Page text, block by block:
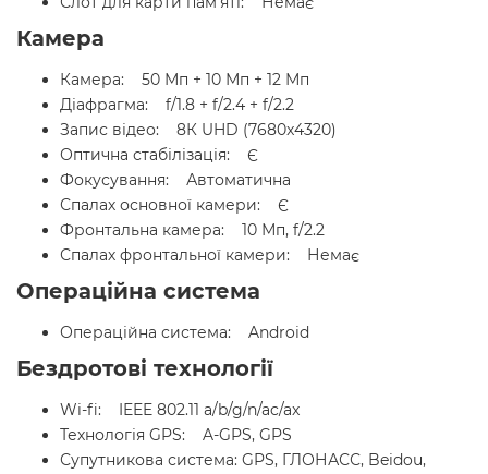
Камера
Камера: 50 Мп + 10 Мп + 12 Мп
Діафрагма: f/1.8 + f/2.4 + f/2.2
Запис відео: 8К UHD (7680x4320)
Оптична стабілізація: Є
Фокусування: Автоматична
Спалах основної камери: Є
Фронтальна камера: 10 Мп, f/2.2
Спалах фронтальної камери: Немає
Операційна система
Операційна система: Android
Бездротові технології
Wi-fi: IEEE 802.11 a/b/g/n/ac/ax
Технологія GPS: A-GPS, GPS
Супутникова система: GPS, ГЛОНАСС, Beidou,